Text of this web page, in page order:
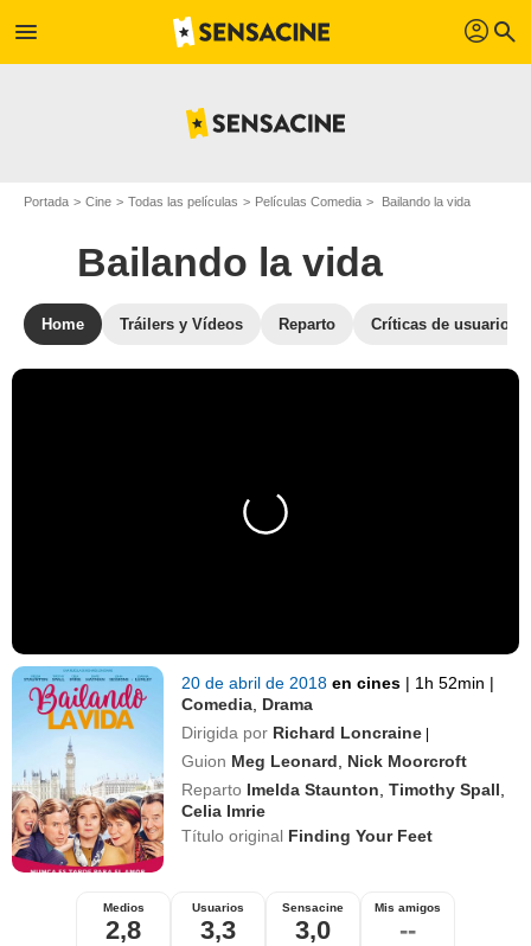
menu profil search
Portada Cine Todas las películas Películas Comedia Bailando la vida
Bailando la vida
Home Tráilers y Vídeos Reparto Críticas de usuarios
20 de abril de 2018en cines | 1h 52min |
Comedia Drama
Dirigida por Richard Loncraine |
Guion Meg Leonard
Nick Moorcroft
Reparto Imelda Staunton ,Timothy Spall
Celia Imrie
Título original Finding Your Feet
Medios
2,8
Usuarios
3,3
Sensacine
3,0
Mis amigos
--